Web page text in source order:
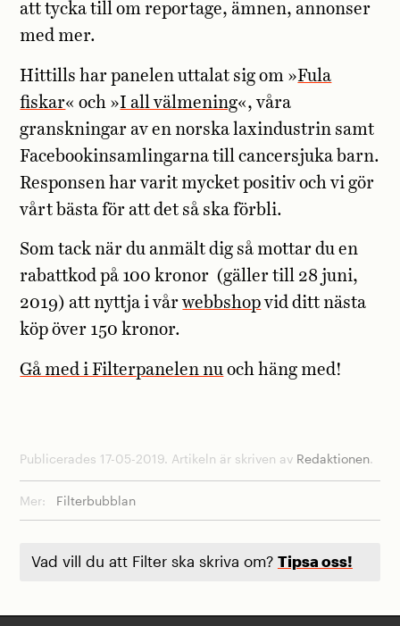
att tycka till om reportage, ämnen, annonser
med mer.
Hittills har panelen uttalat sig om »Fula
fiskar« och »I all välmening«, våra
granskningar av en norska laxindustrin samt
Facebookinsamlingarna till cancersjuka barn.
Responsen har varit mycket positiv och vi gör
vårt bästa för att det så ska förbli.
Som tack när du anmält dig så mottar du en
rabattkod på 100 kronor (gäller till 28 juni,
2019) att nyttja i vårwebbshopvid ditt nästa
köp över 150 kronor.
Gå med i Filterpanelen nu och häng med!
Publicerades 17-05-2019. Artikeln är skriven av Redaktionen.
Mer: Filterbubblan
Vad vill du att Filter ska skriva om? Tipsa oss!